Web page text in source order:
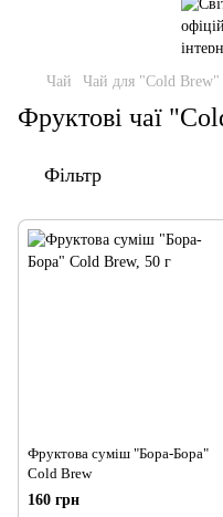
Чай Чай для "Cold Brew"
Фруктові чаї
Фільтр
Фруктова суміш "Бора-Бора"
Cold Brew
160 грн